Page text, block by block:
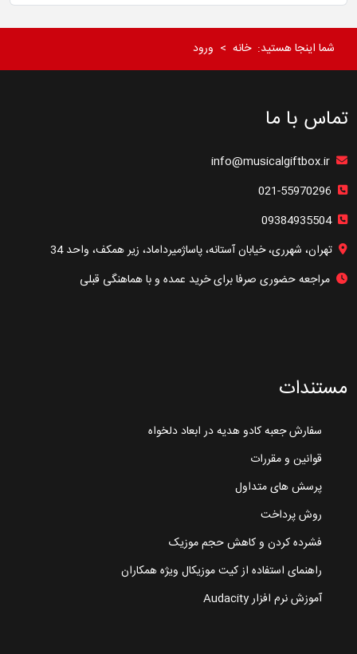
شما اینجا هستید:خانه ورود
تماس با ما
09384935504
تهران، شهرری، خیابان آستانه، پاساژمیرداماد، زیر همکف، واحد 34
مراجعه حضوری صرفا برای خرید عمده و با هماهنگی قبلی
مستندات
سفارش جعبه کادو هدیه در ابعاد دلخواه
قوانین و مقررات
پرسش های متداول
روش پرداخت
فشرده کردن و کاهش حجم موزیک
راهنمای استفاده از کیت موزیکال ویژه همکاران
آموزش نرم افزار Audacity